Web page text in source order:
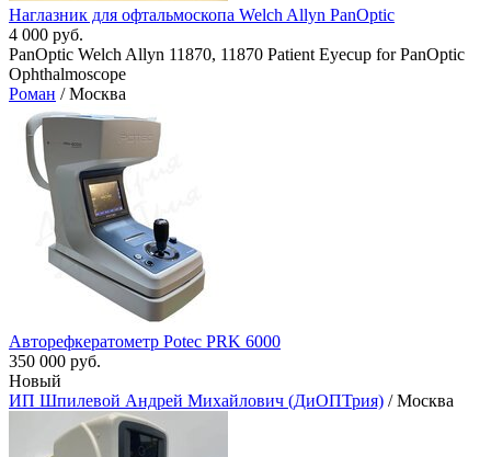
Наглазник для офтальмоскопа Welch Allyn PanOptic
4 000 руб.
PanOptic Welch Allyn 11870, 11870 Patient Eyecup for PanOptic
Ophthalmoscope
Роман / Москва
Авторефкератометр Potec PRK 6000
350 000 руб.
Новый
ИП Шпилевой Андрей Михайлович (ДиОПТрия) / Москва